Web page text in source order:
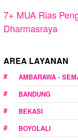
7+ MUA Rias
Dharmasraya
AREA LAYANAN
AMBARAWA -
BANDUNG
BEKASI
BOYOLALI